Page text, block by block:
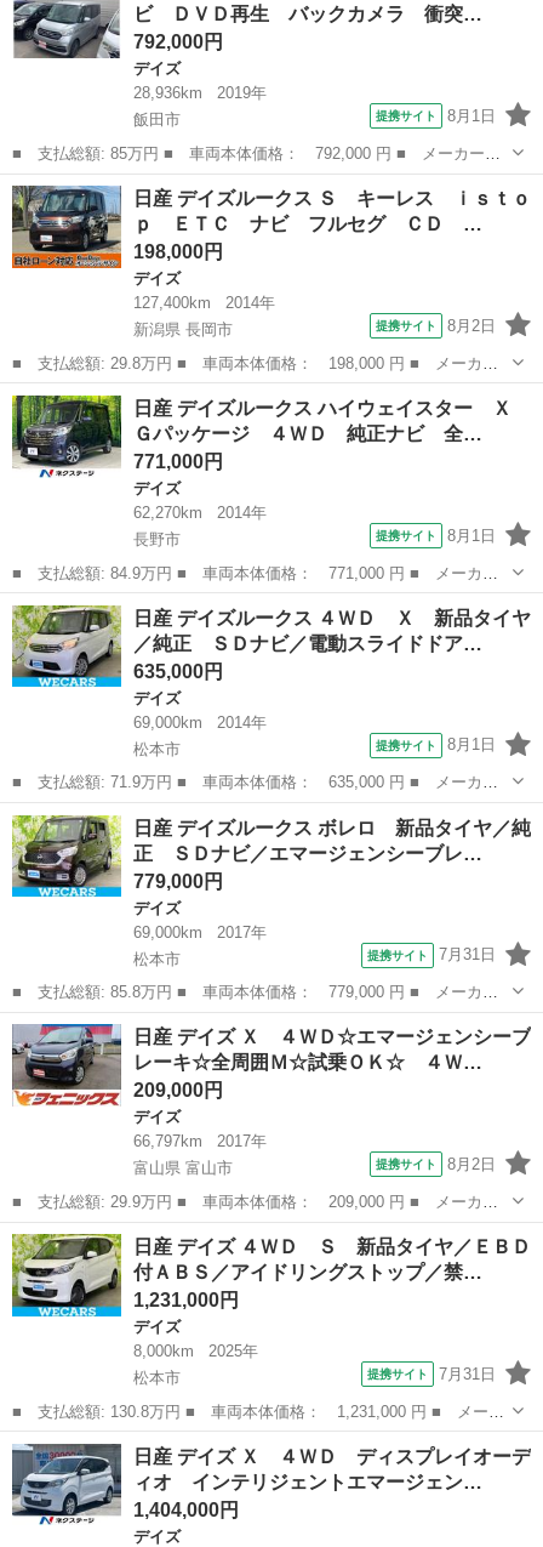
型ナビ 全周...
ビ ＤＶＤ再生 バックカメラ 衝突…
792,000円
デイズ
28,936km
2019年
飯田市
提携サイト 8月1日
■ 支払総額: 85万円 ■ 車両本体価格： 792,000 円 ■ メーカー
名： 日産 ■ 車種名： デイズルークス ■ グレード名： Ｘ ワ
ンセグ ＤＶＤナビ ＤＶＤ再生 バックカメラ 衝突被害軽減シス
テム ＥＴＣ ド...
長野 飯田市 デイズ
日産 デイズルークス Ｓ キーレス ｉｓｔｏ
ｐ ＥＴＣ ナビ フルセグ ＣＤ …
198,000円
デイズ
127,400km
2014年
新潟県 長岡市
提携サイト 8月2日
■ 支払総額: 29.8万円 ■ 車両本体価格： 198,000 円 ■ メーカー
名： 日産 ■ 車種名： デイズルークス ■ グレード名： Ｓ キ
ーレス ｉｓｔｏｐ ＥＴＣ ナビ フルセグ ＣＤ ＡＵＸ 両側
スライドドア...
新潟 長岡市 デイズ
日産 デイズルークス ハイウェイスター Ｘ
Ｇパッケージ ４ＷＤ 純正ナビ 全…
771,000円
デイズ
62,270km
2014年
長野市
提携サイト 8月1日
■ 支払総額: 84.9万円 ■ 車両本体価格： 771,000 円 ■ メーカー
名： 日産 ■ 車種名： デイズルークス ■ グレード名： ハイウ
ェイスター Ｘ Ｇパッケージ ４ＷＤ 純正ナビ 全周囲カメラ
両側電動スラ...
長野 長野市 デイズ
日産 デイズルークス ４ＷＤ Ｘ 新品タイヤ
／純正 ＳＤナビ／電動スライドドア…
635,000円
デイズ
69,000km
2014年
松本市
提携サイト 8月1日
■ 支払総額: 71.9万円 ■ 車両本体価格： 635,000 円 ■ メーカー
名： 日産 ■ 車種名： デイズルークス ■ グレード名： ４Ｗ
Ｄ Ｘ 新品タイヤ／純正 ＳＤナビ／電動スライドドア／シートヒ
ーター 運転席...
長野 松本市 デイズ
日産 デイズルークス ボレロ 新品タイヤ／純
正 ＳＤナビ／エマージェンシーブレ…
779,000円
デイズ
69,000km
2017年
松本市
提携サイト 7月31日
■ 支払総額: 85.8万円 ■ 車両本体価格： 779,000 円 ■ メーカー
名： 日産 ■ 車種名： デイズルークス ■ グレード名： ボレ
ロ 新品タイヤ／純正 ＳＤナビ／エマージェンシーブレーキ／両側
電動スライドド...
長野 松本市 デイズ
日産 デイズ Ｘ ４ＷＤ☆エマージェンシーブ
レーキ☆全周囲Ｍ☆試乗ＯＫ☆ ４Ｗ…
209,000円
デイズ
66,797km
2017年
富山県 富山市
提携サイト 8月2日
■ 支払総額: 29.9万円 ■ 車両本体価格： 209,000 円 ■ メーカー
名： 日産 ■ 車種名： デイズ ■ グレード名： Ｘ ４ＷＤ☆エ
マージェンシーブレーキ☆全周囲Ｍ☆試乗ＯＫ☆ ４ＷＤ☆エマージ
ェンシーブレ...
富山 富山市 デイズ
日産 デイズ ４ＷＤ Ｓ 新品タイヤ／ＥＢＤ
付ＡＢＳ／アイドリングストップ／禁…
1,231,000円
デイズ
8,000km
2025年
松本市
提携サイト 7月31日
■ 支払総額: 130.8万円 ■ 車両本体価格： 1,231,000 円 ■ メーカ
ー名： 日産 ■ 車種名： デイズ ■ グレード名： ４ＷＤ Ｓ
新品タイヤ／ＥＢＤ付ＡＢＳ／アイドリングストップ／禁煙車／エア
バッグ ...
長野 松本市 デイズ
日産 デイズ Ｘ ４ＷＤ ディスプレイオーデ
ィオ インテリジェントエマージェン…
1,404,000円
デイズ